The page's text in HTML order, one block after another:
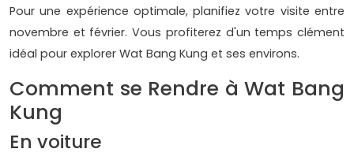
Pour une expérience optimale, planifiez votre visite entre
novembre et février. Vous profiterez d'un temps clément
idéal pour explorer Wat Bang Kung et ses environs.
Comment se Rendre à Wat Bang
Kung
En voiture